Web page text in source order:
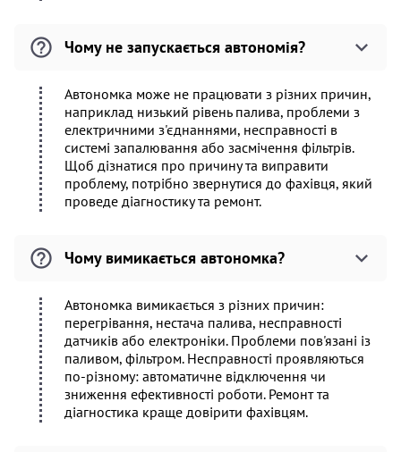
Чому не запускається автономія?
Автономка може не працювати з різних причин,
наприклад низький рівень палива, проблеми з
електричними з'єднаннями, несправності в
системі запалювання або засмічення фільтрів.
Щоб дізнатися про причину та виправити
проблему, потрібно звернутися до фахівця, який
проведе діагностику та ремонт.
Чому вимикається автономка?
Автономка вимикається з різних причин:
перегрівання, нестача палива, несправності
датчиків або електроніки. Проблеми пов'язані із
паливом, фільтром. Несправності проявляються
по-різному: автоматичне відключення чи
зниження ефективності роботи. Ремонт та
діагностика краще довірити фахівцям.